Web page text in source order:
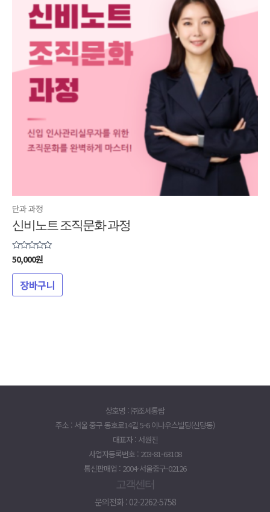
단과 과정
신비노트 조직문화 과정
5
중에서
0
평가됨
50,000원
장바구니
상호명 : ㈜조세통람
주소 : 서울 중구 동호로14길 5-6 이나우스빌딩(신당동)
대표자 : 서원진
사업자등록번호 : 203-81-63108
통신판매업 : 2004-서울중구-02126
고객센터
문의전화 : 02-2262-5758